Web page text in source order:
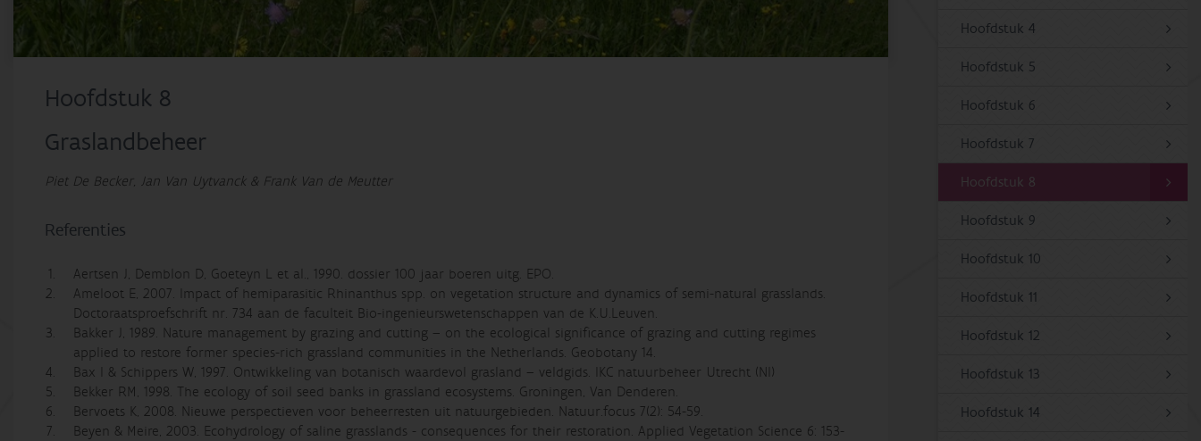
Hoofdstuk 8
Graslandbeheer
Piet De Becker, Jan Van Uytvanck & Frank Van de Meutter
Referenties
Aertsen J, Demblon D, Goeteyn L et al., 1990. dossier 100 jaar boeren uitg. EPO.
Ameloot E, 2007. Impact of hemiparasitic Rhinanthus spp. on vegetation structure and dynamics of semi-natural grasslands.
Doctoraatsproefschrift nr. 734 aan de faculteit Bio-ingenieurswetenschappen van de K.U.Leuven.
Bakker J, 1989. Nature management by grazing and cutting – on the ecological significance of grazing and cutting regimes
applied to restore former species-rich grassland communities in the Netherlands. Geobotany 14.
Bax I & Schippers W, 1997. Ontwikkeling van botanisch waardevol grasland – veldgids. IKC natuurbeheer Utrecht (Nl)
Bekker RM, 1998. The ecology of soil seed banks in grassland ecosystems. Groningen, Van Denderen.
Bervoets K, 2008. Nieuwe perspectieven voor beheerresten uit natuurgebieden. Natuur.focus 7(2): 54-59.
Beyen & Meire, 2003. Ecohydrology of saline grasslands - consequences for their restoration. Applied Vegetation Science 6: 153-
Hoofdstuk 4
Hoofdstuk 5
Hoofdstuk 6
Hoofdstuk 7
Hoofdstuk 8
Hoofdstuk 9
Hoofdstuk 10
Hoofdstuk 11
Hoofdstuk 12
Hoofdstuk 13
Hoofdstuk 14